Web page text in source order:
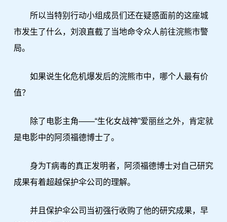
所以当特别行动小组成员们还在疑惑面前的这座城
市发生了什么，刘浪直截了当地命令众人前往浣熊市警
局。
如果说生化危机爆发后的浣熊市中，哪个人最有价
值？
除了电影主角——“生化女战神”爱丽丝之外，肯定就
是电影中的阿须福德博士了。
身为T病毒的真正发明者，阿须福德博士对自己研究
成果有着超越保护伞公司的理解。
并且保护伞公司当初强行收购了他的研究成果，早